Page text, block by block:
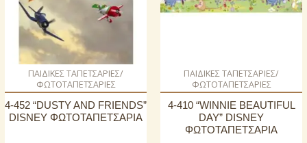
ΠΑΙΔΙΚΕΣ ΤΑΠΕΤΣΑΡΙΕΣ/
ΦΩΤΟΤΑΠΕΤΣΑΡΙΕΣ
4-452 “DUSTY AND FRIENDS”
DISNEY ΦΩΤΟΤΑΠΕΤΣΑΡΙΑ
ΠΑΙΔΙΚΕΣ ΤΑΠΕΤΣΑΡΙΕΣ/
ΦΩΤΟΤΑΠΕΤΣΑΡΙΕΣ
4-410 “WINNIE BEAUTIFUL
DAY” DISNEY
ΦΩΤΟΤΑΠΕΤΣΑΡΙΑ